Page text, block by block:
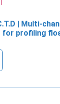
| Multi-
for profiling